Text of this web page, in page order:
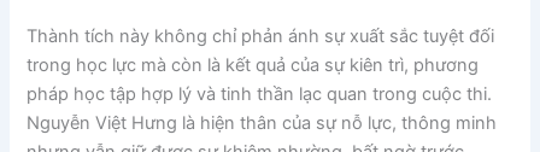
Thành tích này không chỉ phản ánh sự xuất sắc tuyệt đối
trong học lực mà còn là kết quả của sự kiên trì, phương
pháp học tập hợp lý và tinh thần lạc quan trong cuộc thi.
Nguyễn Việt Hưng là hiện thân của sự nỗ lực, thông minh